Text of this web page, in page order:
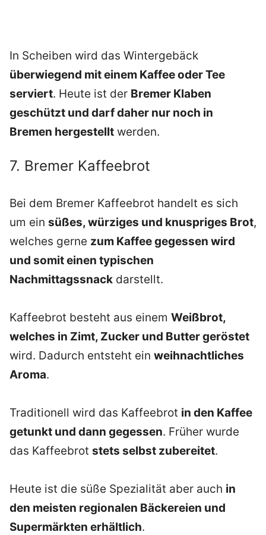
In Scheiben wird das Wintergebäck
überwiegend mit einem Kaffee oder Tee
serviert. Heute ist der Bremer Klaben
geschützt und darf daher nur noch in
Bremen hergestellt werden.
7. Bremer Kaffeebrot
Bei dem Bremer Kaffeebrot handelt es sich
um ein süßes, würziges und knuspriges Brot,
welches gerne zum Kaffee gegessen wird
und somit einen typischen
Nachmittagssnack darstellt.
Kaffeebrot besteht aus einem Weißbrot,
welches in Zimt, Zucker und Butter geröstet
wird. Dadurch entsteht ein weihnachtliches
Aroma.
Traditionell wird das Kaffeebrot in den Kaffee
getunkt und dann gegessen. Früher wurde
das Kaffeebrot stets selbst zubereitet.
Heute ist die süße Spezialität aber auch in
den meisten regionalen Bäckereien und
Supermärkten erhältlich.